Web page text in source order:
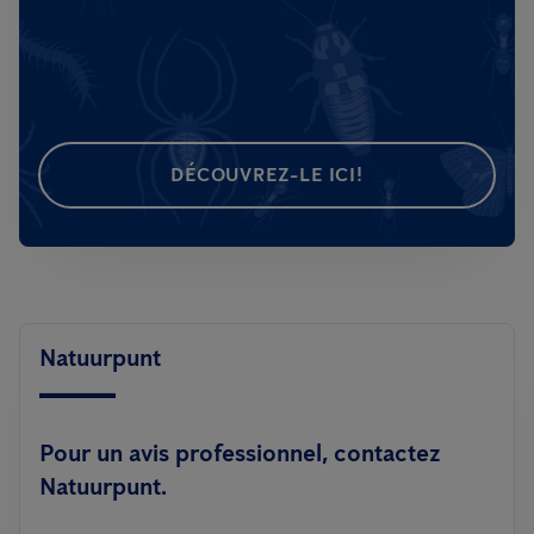
DÉCOUVREZ-LE ICI!
Natuurpunt
Pour un avis professionnel, contactez
Natuurpunt.